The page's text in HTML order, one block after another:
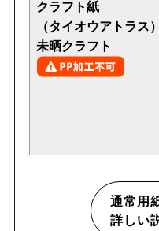
クラフト紙
（タイオウアトラス）
未晒クラフト
通常用
詳しい